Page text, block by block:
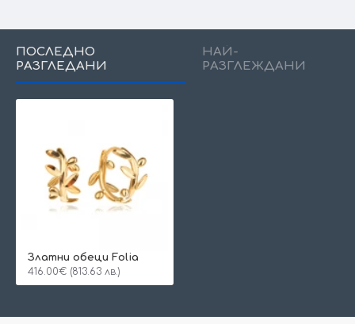
ПОСЛЕДНО
РАЗГЛЕДАНИ
НАЙ-
РАЗГЛЕЖДАНИ
Златни обеци Folia
416.00€ (813.63 лв.)